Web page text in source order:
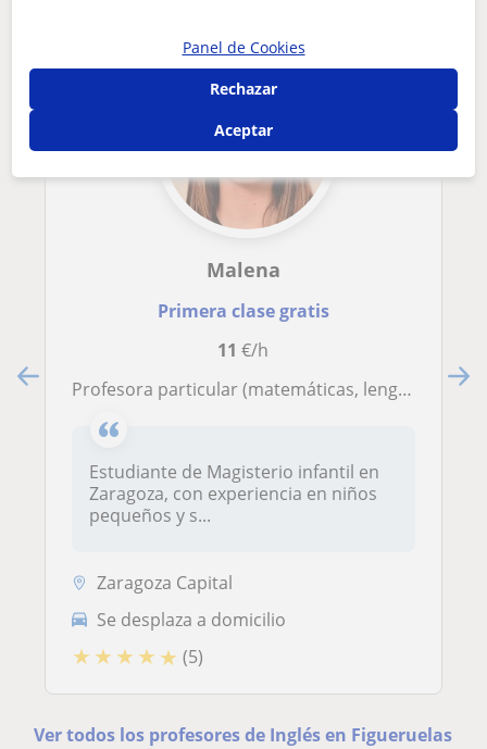
Malena
Primera clase gratis
11 €/h
Profesora particular (matemáticas, lengua, inglés..) a nivel de primaria y secundaria. Más apoyo escolar en la etapa infantil
Estudiante de Magisterio infantil en
Zaragoza, con experiencia en niños
pequeños y s...
Zaragoza Capital
Se desplaza a domicilio
★ ★ ★ ★ ★ (5)
Ver todos los profesores de Inglés en Figueruelas
Panel de Cookies
Rechazar
Aceptar